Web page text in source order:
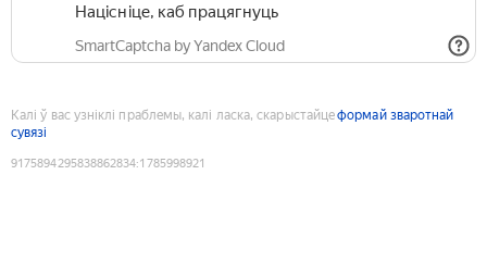
Націсніце, каб працягнуць
SmartCaptcha by Yandex Cloud
Калі ў вас узніклі праблемы, калі ласка, скарыстайцеформай зваротнай
сувязі
9175894295838862834:1785998921